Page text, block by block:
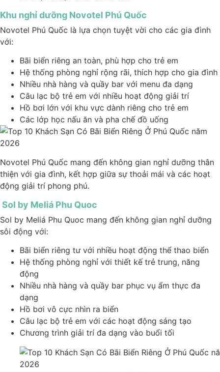
Khu nghỉ dưỡng Novotel Phú Quốc
Novotel Phú Quốc là lựa chọn tuyệt vời cho các gia đình
với:
Bãi biển riêng an toàn, phù hợp cho trẻ em
Hệ thống phòng nghỉ rộng rãi, thích hợp cho gia đình
Nhiều nhà hàng và quầy bar với menu đa dạng
Câu lạc bộ trẻ em với nhiều hoạt động giải trí
Hồ bơi lớn với khu vực dành riêng cho trẻ em
Các lớp học nấu ăn và pha chế đồ uống
Novotel Phú Quốc mang đến không gian nghỉ dưỡng thân
thiện với gia đình, kết hợp giữa sự thoải mái và các hoạt
động giải trí phong phú.
Sol by Meliá Phu Quoc
Sol by Meliá Phu Quoc mang đến không gian nghỉ dưỡng
sôi động với:
Bãi biển riêng tư với nhiều hoạt động thể thao biển
Hệ thống phòng nghỉ với thiết kế trẻ trung, năng
động
Nhiều nhà hàng và quầy bar phục vụ ẩm thực đa
dạng
Hồ bơi vô cực nhìn ra biển
Câu lạc bộ trẻ em với các hoạt động sáng tạo
Chương trình giải trí đa dạng vào buổi tối